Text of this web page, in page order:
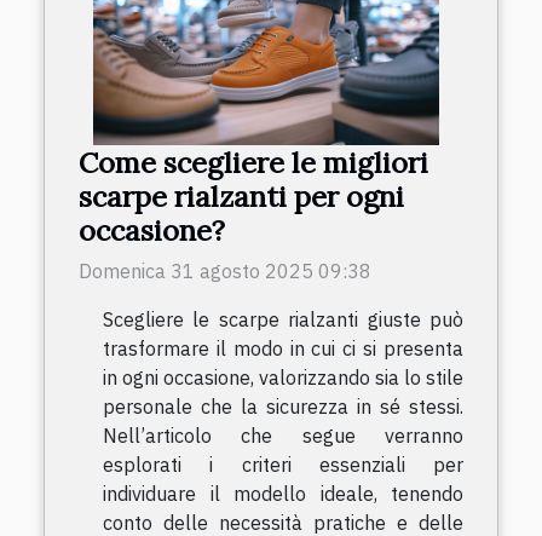
Come scegliere le migliori
scarpe rialzanti per ogni
occasione?
Domenica 31 agosto 2025 09:38
Scegliere le scarpe rialzanti giuste può
trasformare il modo in cui ci si presenta
in ogni occasione, valorizzando sia lo stile
personale che la sicurezza in sé stessi.
Nell’articolo che segue verranno
esplorati i criteri essenziali per
individuare il modello ideale, tenendo
conto delle necessità pratiche e delle